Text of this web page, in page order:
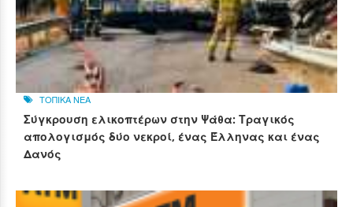
ΤΟΠΙΚΑ ΝΕΑ
Σύγκρουση ελικοπτέρων στην Ψάθα: Τραγικός
απολογισμός δύο νεκροί, ένας Έλληνας και ένας
Δανός